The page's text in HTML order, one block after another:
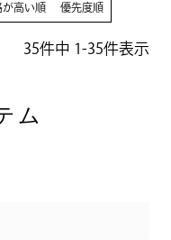
が高い順 優先度順
35件中 1-35件表示
ム